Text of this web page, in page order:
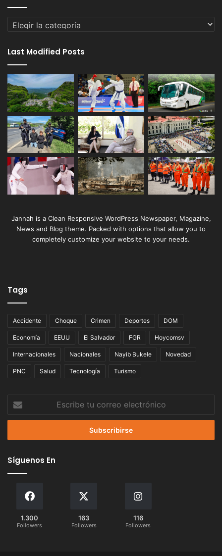
Categorías
Last Modified Posts
Jannah is a Clean Responsive WordPress Newspaper, Magazine,
News and Blog theme. Packed with options that allow you to
completely customize your website to your needs.
Tags
Accidente Choque Crimen Deportes DOM
Economía EEUU El Salvador FGR Hoycomsv
Internacionales Nacionales Nayib Bukele Novedad
PNC Salud Tecnología Turismo
tu
correo
Síguenos En
1.300
Followers
163
Followers
116
Followers